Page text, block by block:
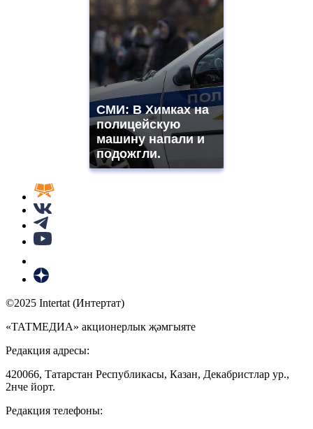
СМИ: В Химках на
полицейскую
машину напали и
подожгли.
©2025 Intertat (Интертат)
«ТАТМЕДИА» акционерлык җәмгыяте
Редакция адресы:
420066, Татарстан Республикасы, Казан, Декабристлар ур.,
2нче йорт.
Редакция телефоны: